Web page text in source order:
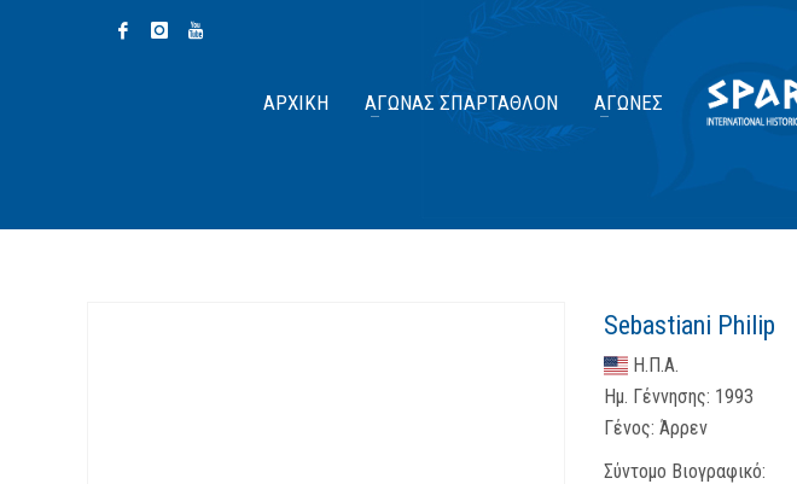
ΑΡΧΙΚΉ ΑΓΏΝΑΣ ΣΠΆΡΤΑΘΛΟΝ ΑΓΏΝΕΣ
Sebastiani Philip
Η.Π.Α.
Ημ. Γέννησης: 1993
Γένος: Άρρεν
Σύντομο Βιογραφικό: